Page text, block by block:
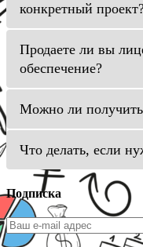
конкретный
Продаете ли вы
обеспечение?
Можно ли получить
Что делать, если
Подписка